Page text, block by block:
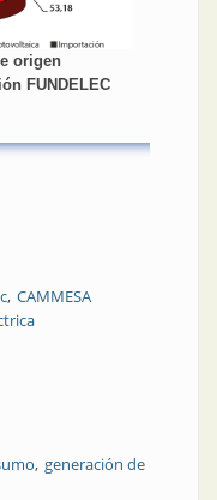
origen
FUNDELEC
CAMMESA
generación de